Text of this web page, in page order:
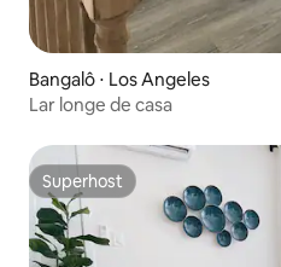
Bangalô ⋅ Los Angeles
Lar longe de casa
Superhost
Superhost